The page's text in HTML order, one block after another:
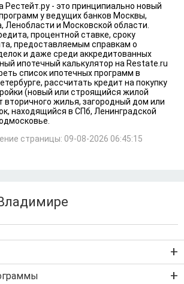
Рестейт.ру - это принципиально новый
у ведущих банков Москвы,
Ленобласти и Московской области.
процентной ставке, сроку
предоставляемым справкам о
и даже среди аккредитованных
ипотечный калькулятор на Restate.ru
список ипотечных программ в
рассчитать кредит на покупку
(новый или строящийся жилой
вторичного жилья, загородный дом или
находящийся в СПб, Ленинградской
страницы: 09-08-2026 06:45:15